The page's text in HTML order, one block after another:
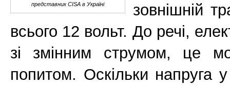
представник CISA в Україні
зовнішній
всього 12 вольт. До речі,
зі змінним струмом, це
попитом. Оскільки напруга